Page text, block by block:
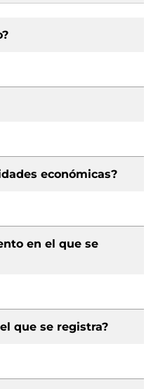
económicas?
en el que se
que se registra?